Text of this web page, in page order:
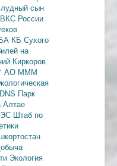
сын
ВКС России
КБ Сухого
на
Киркоров
АО МММ
DNS Парк
Алтае
Штаб по
Экология